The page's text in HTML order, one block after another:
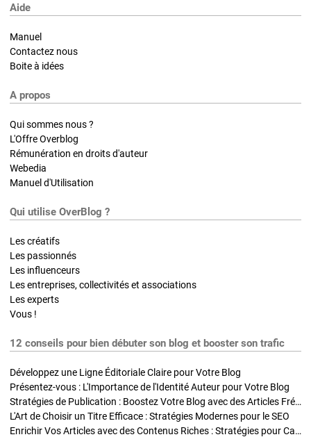
Aide
Manuel
Contactez nous
Boite à idées
A propos
Qui sommes nous ?
L'Offre Overblog
Rémunération en droits d'auteur
Webedia
Manuel d'Utilisation
Qui utilise OverBlog ?
Les créatifs
Les passionnés
Les influenceurs
Les entreprises, collectivités et associations
Les experts
Vous !
12 conseils pour bien débuter son blog et booster son trafic
Développez une Ligne Éditoriale Claire pour Votre Blog
Présentez-vous : L'Importance de l'Identité Auteur pour Votre Blog
Stratégies de Publication : Boostez Votre Blog avec des Articles Fréquents et Exclusifs
L'Art de Choisir un Titre Efficace : Stratégies Modernes pour le SEO
Enrichir Vos Articles avec des Contenus Riches : Stratégies pour Captiver et Optimiser